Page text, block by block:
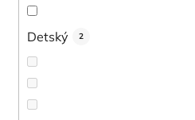
Detský 2